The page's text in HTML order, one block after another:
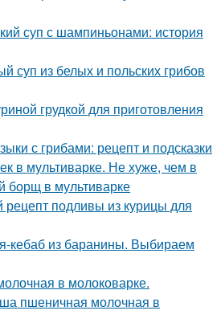
суп с шампиньонами: история
суп из белых и польских грибов
грудкой для приготовления
с грибами: рецепт и подсказки
в мультиварке. Не хуже, чем в
борщ в мультиварке
рецепт подливы из курицы для
кебаб из баранины. Выбираем
в молоковарке.
пшеничная молочная в